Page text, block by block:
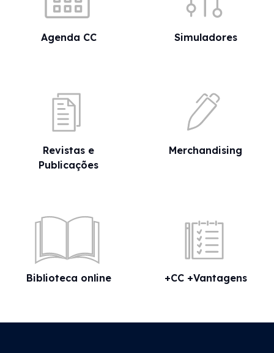
Agenda CC Simuladores
Revistas e
Publicações
Merchandising
Biblioteca online +CC +Vantagens